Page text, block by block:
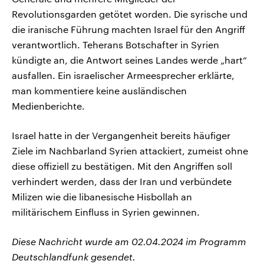
Revolutionsgarden getötet worden. Die syrische und
die iranische Führung machten Israel für den Angriff
verantwortlich. Teherans Botschafter in Syrien
kündigte an, die Antwort seines Landes werde „hart“
ausfallen. Ein israelischer Armeesprecher erklärte,
man kommentiere keine ausländischen
Medienberichte.
Israel hatte in der Vergangenheit bereits häufiger
Ziele im Nachbarland Syrien attackiert, zumeist ohne
diese offiziell zu bestätigen. Mit den Angriffen soll
verhindert werden, dass der Iran und verbündete
Milizen wie die libanesische Hisbollah an
militärischem Einfluss in Syrien gewinnen.
Diese Nachricht wurde am 02.04.2024 im Programm
Deutschlandfunk gesendet.